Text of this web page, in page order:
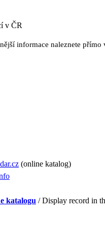
v ČR
informace naleznete přímo
(online katalog)
katalogu / Display record in